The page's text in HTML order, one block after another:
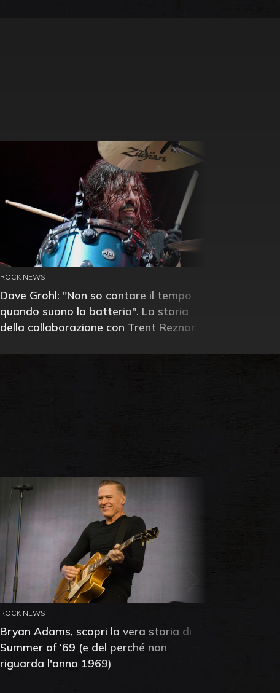
ROCK NEWS
Dave Grohl: "Non so contare il tempo
quando suono la batteria". La storia
della collaborazione con Trent Reznor
ROCK NEWS
Bryan Adams, scopri la vera storia di
Summer of ‘69 (e del perché non
riguarda l'anno 1969)